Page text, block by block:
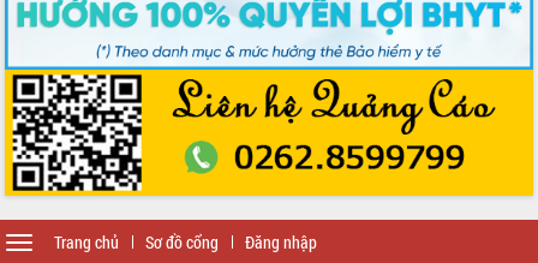
Trang chủ Sơ đồ cổng Đăng nhập
Toggle